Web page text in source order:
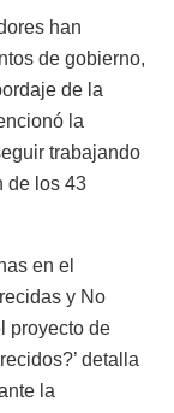
han
de gobierno,
de la
la
trabajando
de los 43
en el
y No
proyecto de
detalla
la